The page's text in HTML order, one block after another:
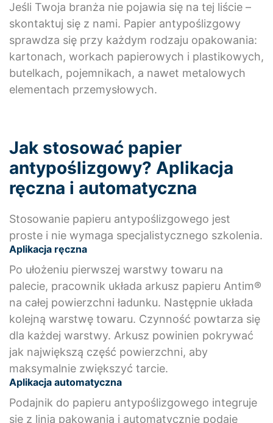
Jeśli Twoja branża nie pojawia się na tej liście –
skontaktuj się z nami. Papier antypoślizgowy
sprawdza się przy każdym rodzaju opakowania:
kartonach, workach papierowych i plastikowych,
butelkach, pojemnikach, a nawet metalowych
elementach przemysłowych.
Jak stosować papier
antypoślizgowy? Aplikacja
ręczna i automatyczna
Stosowanie papieru antypoślizgowego jest
proste i nie wymaga specjalistycznego szkolenia.
Aplikacja ręczna
Po ułożeniu pierwszej warstwy towaru na
palecie, pracownik układa arkusz papieru Antim®
na całej powierzchni ładunku. Następnie układa
kolejną warstwę towaru. Czynność powtarza się
dla każdej warstwy. Arkusz powinien pokrywać
jak największą część powierzchni, aby
maksymalnie zwiększyć tarcie.
Aplikacja automatyczna
Podajnik do papieru antypoślizgowego integruje
się z linią pakowania i automatycznie podaje